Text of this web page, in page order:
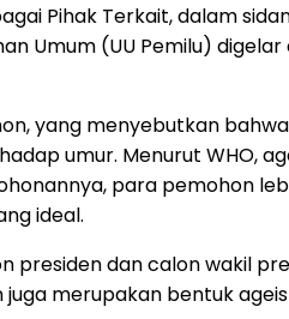
Pihak Terkait, dalam
Umum (UU Pemilu)
yang menyebutkan
umur. Menurut WHO,
para pemohon
ideal.
dan calon wakil
merupakan bentuk